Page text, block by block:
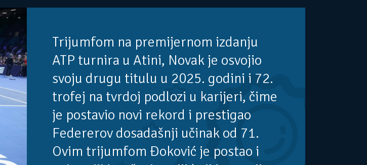
Trijumfom na premijernom izdanju
ATP turnira u Atini, Novak je osvojio
svoju drugu titulu u 2025. godini i 72.
trofej na tvrdoj podlozi u karijeri, čime
je postavio novi rekord i prestigao
Federerov dosadašnji učinak od 71.
Ovim trijumfom Đoković je postao i